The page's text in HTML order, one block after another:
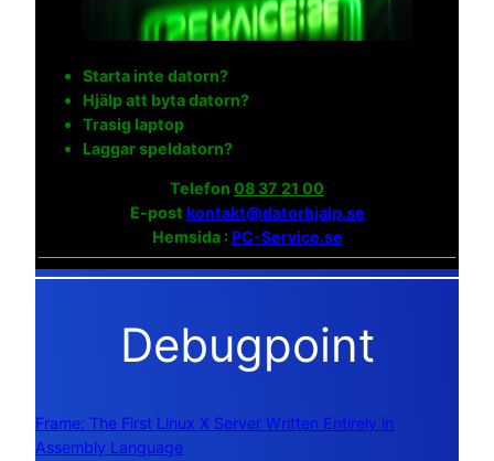
Starta inte datorn?
Hjälp att byta datorn?
Trasig laptop
Laggar speldatorn?
Telefon 08 37 21 00
E-post kontakt@datorhjalp.se
Hemsida :PC-Service.se
Debugpoint
Frame: The First Linux X Server Written Entirely in
Assembly Language